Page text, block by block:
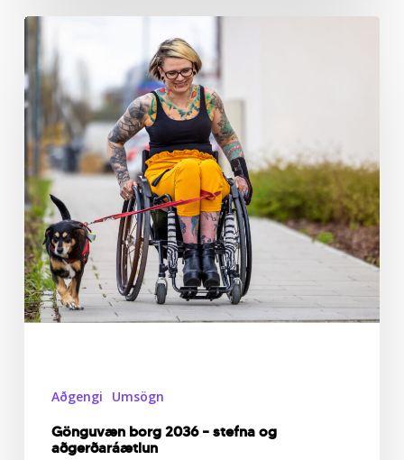
Gönguvæn
borg
2036
–
stefna
og
aðgerðaráætlun
Aðgengi Umsögn
Gönguvæn borg 2036 – stefna og
aðgerðaráætlun